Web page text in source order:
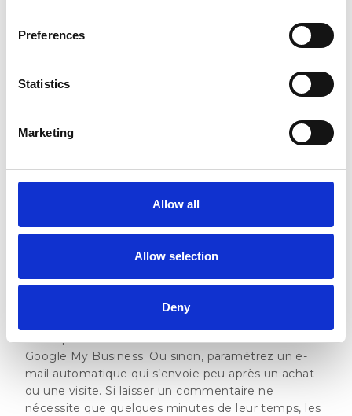
Preferences
Statistics
Marketing
Allow all
Allow selection
Deny
d’intégrer votre clientèle.
Ne pas demander activement
Beaucoup trop d’entreprises se mettent en retrait
et attendent simplement que leurs client laissent
surpris du nombre de clients qui seront ravis de
partager leurs opinions si vous le leur demandez !
[ca-form id="44670" align="right"]
La clé pour recueillir plus de feedbacks client, c’est
de rendre la tâche la plus simple possible pour votre
code qui les amène directement à votre fiche
Google My Business. Ou sinon, paramétrez un e-
mail automatique qui s’envoie peu après un achat
ou une visite. Si laisser un commentaire ne
nécessite que quelques minutes de leur temps, les